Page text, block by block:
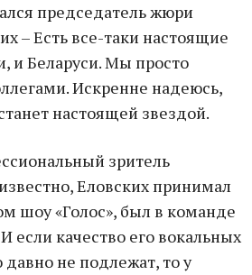
председатель жюри
– Есть все-таки настоящие
и Беларуси. Мы просто
Искренне надеюсь,
настоящей звездой.
зритель
Еловских принимал
шоу «Голос», был в команде
если качество его вокальных
не подлежат, то у